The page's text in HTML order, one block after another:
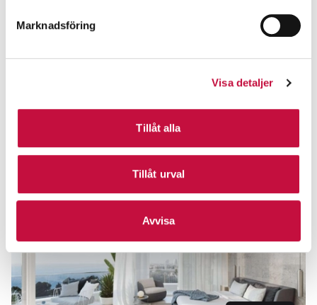
Marknadsföring
Visa detaljer
Tillåt alla
Tillåt urval
Avvisa